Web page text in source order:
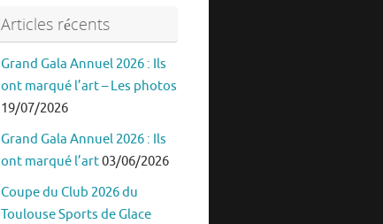
Articles récents
Grand Gala Annuel 2026 : Ils
ont marqué l’art – Les photos
19/07/2026
Grand Gala Annuel 2026 : Ils
ont marqué l’art03/06/2026
Coupe du Club 2026 du
Toulouse Sports de Glace